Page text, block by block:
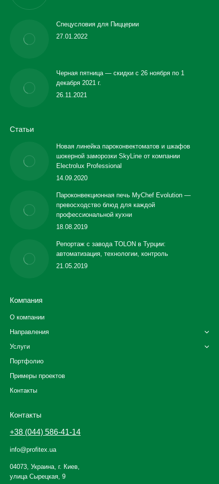
Спецусловия для Пиццерии
27.01.2022
Черная пятница — скидки с 26 ноября по 1
декабря 2021 г.
26.11.2021
Статьи
Новая линейка пароконвектоматов и шкафов
шокерной заморозки SkyLine от компании
Electrolux Professional
14.09.2020
Пароконвекционная печь MyChef Evolution —
превосходство блюд для каждой
профессиональной кухни
18.08.2019
Репортаж с завода TOLON в Турции:
автоматизация, технологии, контроль
21.05.2019
Компания
О компании
Направления
Услуги
Портфолио
Примеры проектов
Контакты
Контакты
+38 (044) 586-41-14
info@profitex.ua
04073, Украина, г. Киев,
улица Сырецкая, 9